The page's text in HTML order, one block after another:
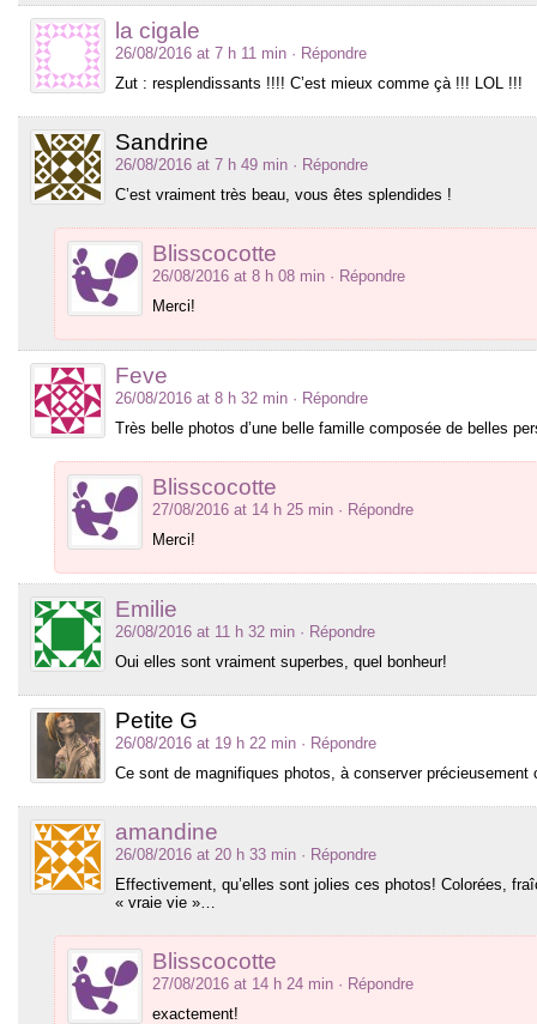
la cigale
26/08/2016 at 7 h 11 min · Répondre
Zut : resplendissants !!!! C’est mieux comme çà !!! LOL !!!
Sandrine
26/08/2016 at 7 h 49 min · Répondre
C’est vraiment très beau, vous êtes splendides !
Blisscocotte
26/08/2016 at 8 h 08 min · Répondre
Merci!
Feve
26/08/2016 at 8 h 32 min · Répondre
Très belle photos d’une belle famille composée de belles
Blisscocotte
27/08/2016 at 14 h 25 min · Répondre
Merci!
Emilie
26/08/2016 at 11 h 32 min · Répondre
Oui elles sont vraiment superbes, quel bonheur!
Petite G
26/08/2016 at 19 h 22 min · Répondre
Ce sont de magnifiques photos, à conserver
amandine
26/08/2016 at 20 h 33 min · Répondre
Effectivement, qu’elles sont jolies ces photos! Colorées,
« vraie vie »…
Blisscocotte
27/08/2016 at 14 h 24 min · Répondre
exactement!